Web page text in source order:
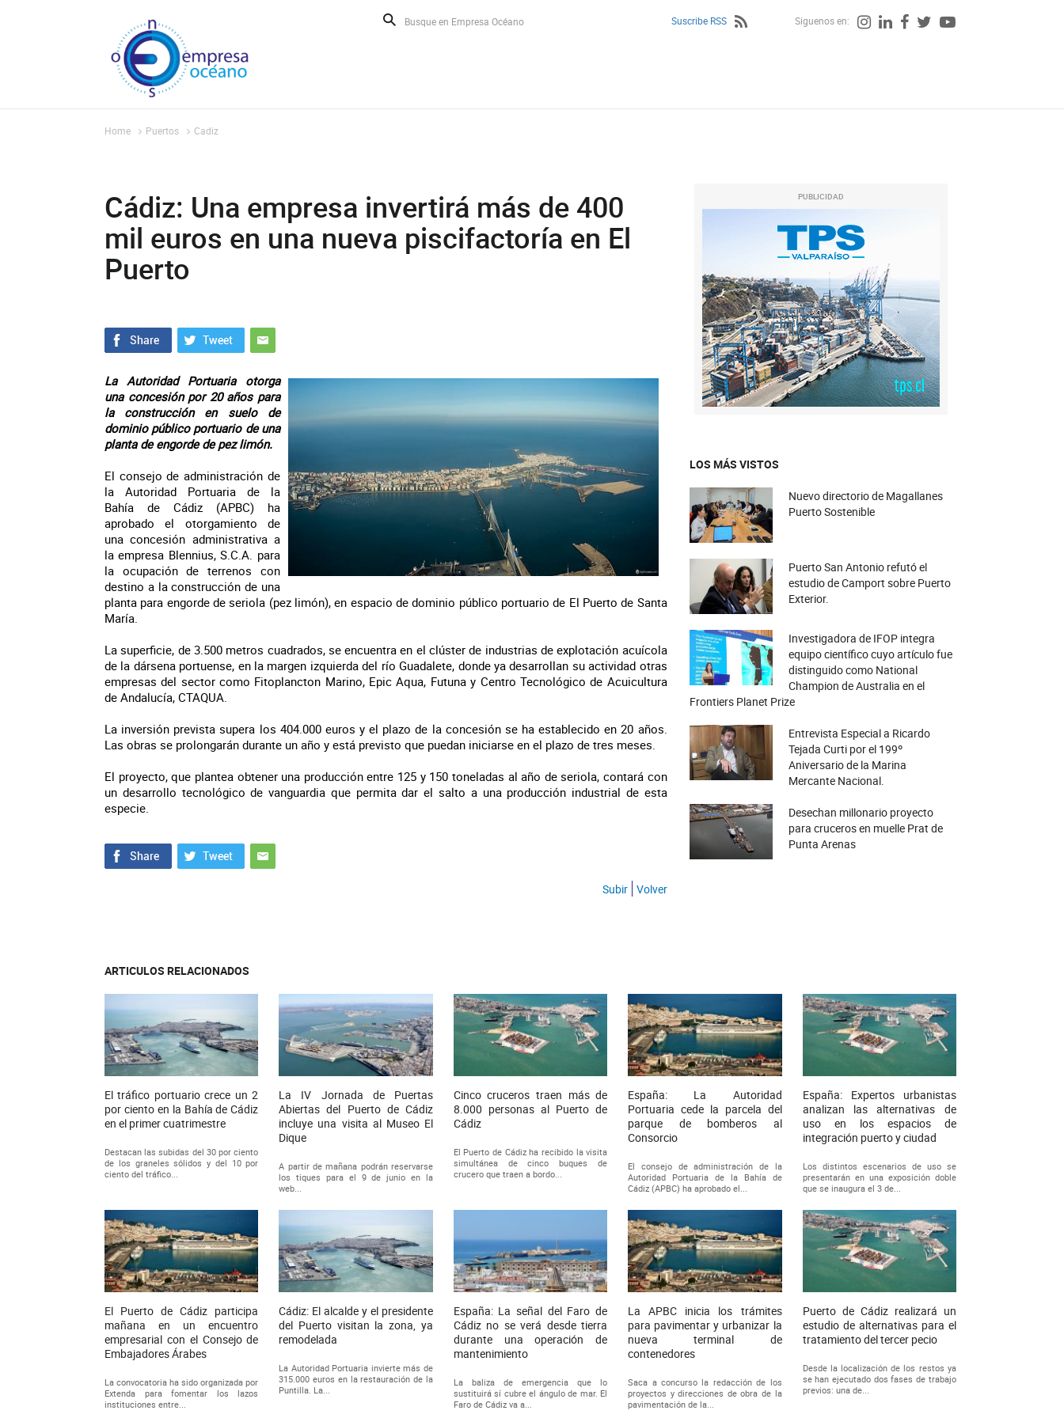
Suscribe RSS Siguenos en:
Home Puertos Cadiz
Cádiz: Una empresa invertirá más de 400
mil euros en una nueva piscifactoría en El
Puerto
La Autoridad Portuaria otorga
una concesión por 20 años para
la construcción en suelo de
dominio público portuario de una
planta de engorde de pez limón.
El consejo de administración de
la Autoridad Portuaria de la
Bahía de Cádiz (APBC) ha
aprobado el otorgamiento de
una concesión administrativa a
la empresa Blennius, S.C.A. para
la ocupación de terrenos con
destino a la construcción de una
planta para engorde de seriola (pez limón), en espacio de dominio público portuario de El Puerto de Santa
María.
La superficie, de 3.500 metros cuadrados, se encuentra en el clúster de industrias de explotación acuícola
de la dársena portuense, en la margen izquierda del río Guadalete, donde ya desarrollan su actividad otras
empresas del sector como Fitoplancton Marino, Epic Aqua, Futuna y Centro Tecnológico de Acuicultura
de Andalucía, CTAQUA.
La inversión prevista supera los 404.000 euros y el plazo de la concesión se ha establecido en 20 años.
Las obras se prolongarán durante un año y está previsto que puedan iniciarse en el plazo de tres meses.
El proyecto, que plantea obtener una producción entre 125 y 150 toneladas al año de seriola, contará con
un desarrollo tecnológico de vanguardia que permita dar el salto a una producción industrial de esta
especie.
Subir Volver
PUBLICIDAD
LOS MÁS VISTOS
Nuevo directorio de Magallanes
Puerto Sostenible
Puerto San Antonio refutó el
estudio de Camport sobre Puerto
Exterior.
Investigadora de IFOP integra
equipo científico cuyo artículo fue
distinguido como National
Champion de Australia en el
Frontiers Planet Prize
Entrevista Especial a Ricardo
Tejada Curti por el 199º
Aniversario de la Marina
Mercante Nacional.
Desechan millonario proyecto
para cruceros en muelle Prat de
Punta Arenas
ARTICULOS RELACIONADOS
El tráfico portuario crece un 2
por ciento en la Bahía de Cádiz
en el primer cuatrimestre
Destacan las subidas del 30 por ciento
de los graneles sólidos y del 10 por
ciento del tráfico...
La IV Jornada de Puertas
Abiertas del Puerto de Cádiz
incluye una visita al Museo El
Dique
A partir de mañana podrán reservarse
los tiques para el 9 de junio en la
web...
Cinco cruceros traen más de
8.000 personas al Puerto de
Cádiz
El Puerto de Cádiz ha recibido la visita
simultánea de cinco buques de
crucero que traen a bordo...
España: La Autoridad
Portuaria cede la parcela del
parque de bomberos al
Consorcio
El consejo de administración de la
Autoridad Portuaria de la Bahía de
Cádiz (APBC) ha aprobado el...
España: Expertos urbanistas
analizan las alternativas de
uso en los espacios de
integración puerto y ciudad
Los distintos escenarios de uso se
presentarán en una exposición doble
que se inaugura el 3 de...
El Puerto de Cádiz participa
mañana en un encuentro
empresarial con el Consejo de
Embajadores Árabes
La convocatoria ha sido organizada por
Extenda para fomentar los lazos
instituciones entre...
Cádiz: El alcalde y el presidente
del Puerto visitan la zona, ya
remodelada
La Autoridad Portuaria invierte más de
315.000 euros en la restauración de la
Puntilla. La...
España: La señal del Faro de
Cádiz no se verá desde tierra
durante una operación de
mantenimiento
La baliza de emergencia que lo
sustituirá sí cubre el ángulo de mar. El
Faro de Cádiz va a...
La APBC inicia los trámites
para pavimentar y urbanizar la
nueva terminal de
contenedores
Saca a concurso la redacción de los
proyectos y direcciones de obra de la
pavimentación de la...
Puerto de Cádiz realizará un
estudio de alternativas para el
tratamiento del tercer pecio
Desde la localización de los restos ya
se han ejecutado dos fases de trabajo
previos: una de...